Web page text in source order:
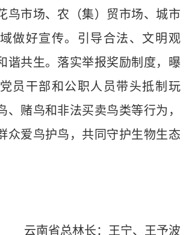
鸟市场、农（集）贸市场、城市
做好宣传。引导合法、文明观
谐共生。落实举报奖励制度，曝
员干部和公职人员带头抵制玩
、赌鸟和非法买卖鸟类等行为，
众爱鸟护鸟，共同守护生物生态
云南省总林长：王宁、王予波